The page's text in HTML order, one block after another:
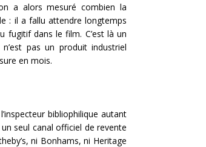
a alors mesuré combien la
: il a fallu attendre longtemps
fugitif dans le film. C’est là un
pas un produit industriel
en mois.
bibliophilique autant
seul canal officiel de revente
ni Bonhams, ni Heritage